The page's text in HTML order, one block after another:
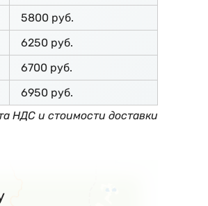
5800 руб.
6250 руб.
6700 руб.
6950 руб.
НДС и стоимости доставки